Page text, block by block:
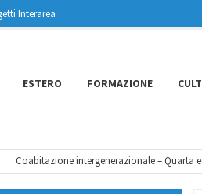
Interarea
ESTERO FORMAZIONE
Coabitazione intergenerazionale – Quarta